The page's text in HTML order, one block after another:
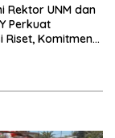
Rektor UNM dan
Perkuat
Riset, Komitmen